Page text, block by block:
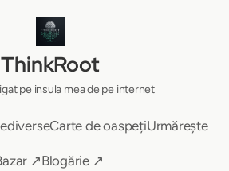
ThinkRoot
pe insula mea de pe internet
Carte de oaspețiUrmărește
↗Blogărie ↗